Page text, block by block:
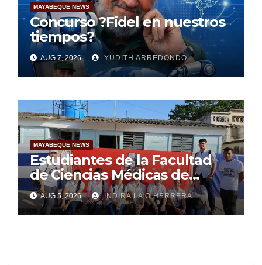
MAYABEQUE NEWS
Concurso ?Fidel en nuestros
tiempos?
AUG 7, 2026 YUDITH ARREDONDO
MAYABEQUE NEWS
Estudiantes de la Facultad
de Ciencias Médicas de
Mayabeque realizan
pesquisa
AUG 5, 2026 INDIRA LA O HERRERA